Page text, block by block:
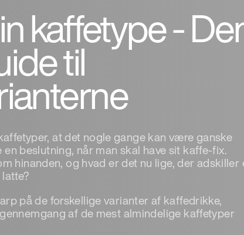
kaffetype -
til
at det nogle gange kan være ganske
beslutning, når man skal have sit kaffe-fix.
hinanden, og hvad er det nu lige, der adskiller
på de forskellige varianter af kaffedrikke,
af de mest almindelige kaffetyper